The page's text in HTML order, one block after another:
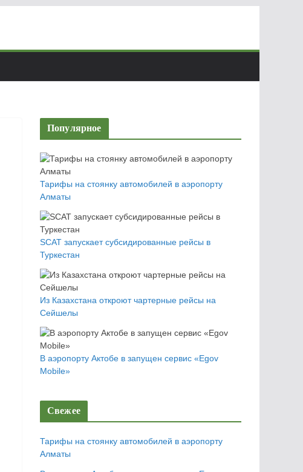
Популярное
Тарифы на стоянку автомобилей в аэропорту
Алматы
SCAT запускает субсидированные рейсы в
Туркестан
Из Казахстана откроют чартерные рейсы на
Сейшелы
В аэропорту Актобе в запущен сервис «Egov
Mobile»
Свежее
Тарифы на стоянку автомобилей в аэропорту
Алматы